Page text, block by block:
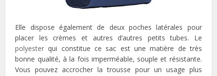
Elle dispose également de deux poches latérales pour
placer les crèmes et autres d’autres petits tubes. Le
polyester qui constitue ce sac est une matière de très
bonne qualité, à la fois imperméable, souple et résistante.
Vous pouvez accrocher la trousse pour un usage plus